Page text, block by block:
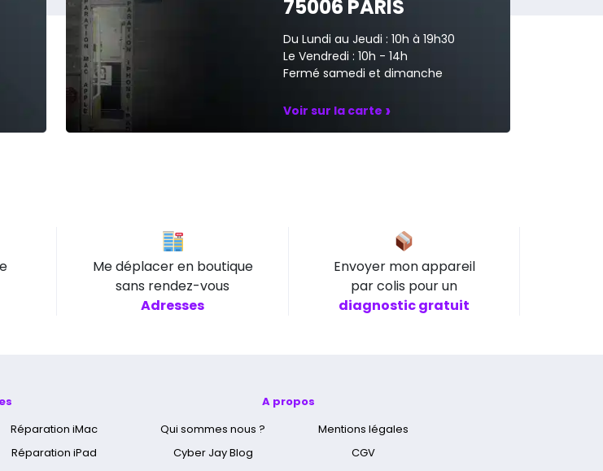
75006 PARIS
Du Lundi au Jeudi : 10h à 19h30
Le Vendredi : 10h - 14h
Fermé samedi et dimanche
Voir sur la carte ›
Me déplacer en boutique
sans rendez-vous
Adresses
Envoyer mon appareil
par colis pour un
diagnostic gratuit
Réparation iMac
Réparation iPad
A propos
Qui sommes nous ?
Cyber Jay Blog
Mentions légales
CGV